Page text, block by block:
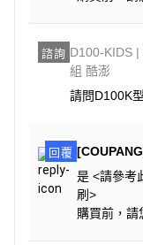
諮詢 D100-KIDS |
組 酷澎
請問D100K
回覆
是 <請參考
刷>
購買前，請